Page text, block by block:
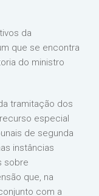
da
que se encontra
do ministro
tramitação dos
especial
de segunda
instâncias
sobre
que, na
com a